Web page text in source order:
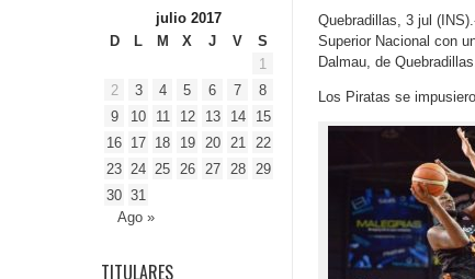
Quebradillas, 3 jul
Superior Nacional con
Dalmau, de
Los Piratas se
julio 2017
D
L M X J V
S
1
2
3 4 5 6 7
8
9
10 11 12 13 14
15
16 17 18 19 20 21
22
23 24 25 26 27 28
29
30 31
Ago »
TITULARES